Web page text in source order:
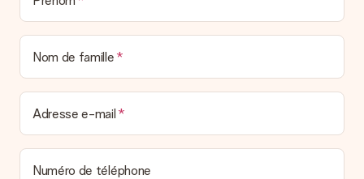
Nom de famille
Adresse e-mail
Numéro de téléphone